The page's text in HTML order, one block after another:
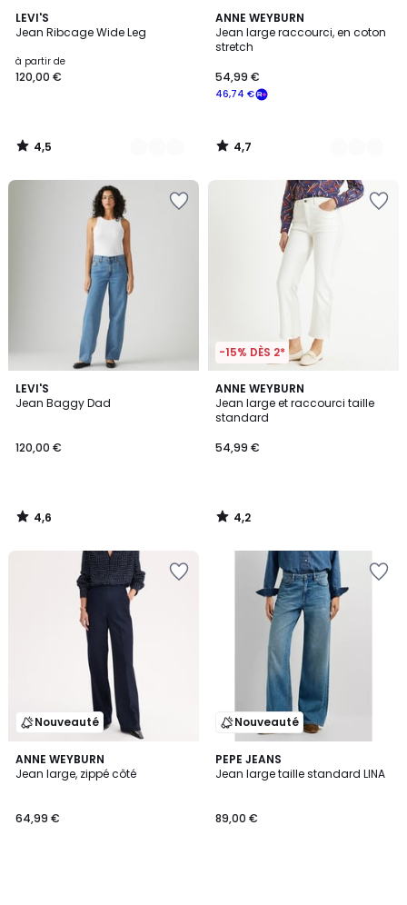
LEVI'S
Jean Ribcage Wide Leg
à partir de
120,00 €
4,5
/ 5
4
Couleurs
4,5
/
ANNE WEYBURN
Jean large raccourci, en coton
stretch
46,74 €
54,99 €
4,7
/ 5
2
Couleurs
4,7
/
LEVI'S
Jean Baggy Dad
120,00 €
4,6
/ 5
4,6
/
-15% DÈS 2*
ANNE WEYBURN
Jean large et raccourci taille
standard
54,99 €
4,2
/ 5
4,2
/
Nouveauté
ANNE WEYBURN
Jean large, zippé côté
64,99 €
Nouveauté
PEPE JEANS
Jean large taille standard LINA
89,00 €